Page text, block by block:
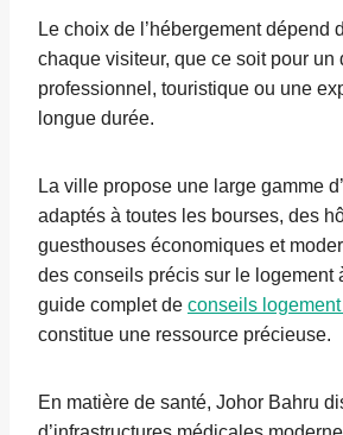
Le choix de l’hébergement dépend
chaque visiteur, que ce soit pour un
professionnel, touristique ou une
longue durée.
La ville propose une large gamme
adaptés à toutes les bourses, des
guesthouses économiques et
des conseils précis sur le logement
guide complet de conseils
constitue une ressource précieuse.
En matière de santé, Johor Bahru